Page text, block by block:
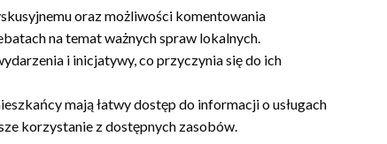
oraz możliwości komentowania
na temat ważnych spraw lokalnych.
i inicjatywy, co przyczynia się do ich
mają łatwy dostęp do informacji o usługach
korzystanie z dostępnych zasobów.